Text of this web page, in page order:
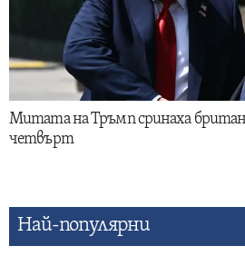
Митата на Тръмп сринаха
четвърт
Най-популярни